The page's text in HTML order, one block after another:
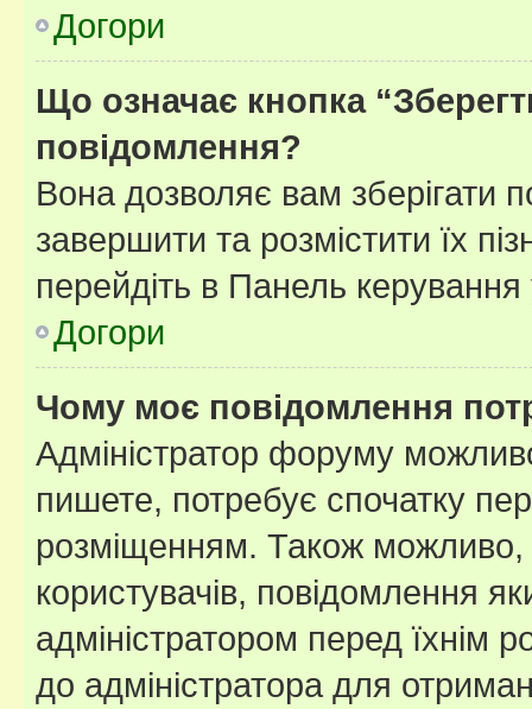
Догори
Що означає кнопка
повідомлення?
Вона дозволяє вам зберігати
завершити та розмістити їх
перейдіть в Панель керування
Догори
Чому моє повідомлення
Адміністратор форуму
пишете, потребує спочатку
розміщенням. Також можливо,
користувачів, повідомлення
адміністратором перед їхнім
до адміністратора для